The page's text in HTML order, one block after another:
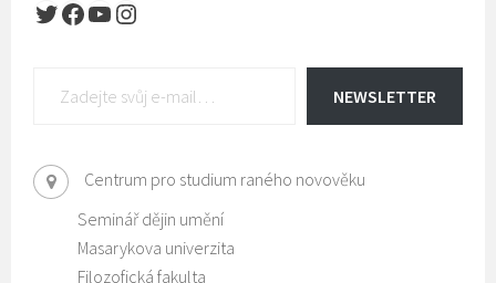
Twitter
Facebook
YouTube
Instagram
NEWSLETTER
Centrum pro studium raného novověku
Seminář dějin umění
Masarykova univerzita
Filozofická fakulta